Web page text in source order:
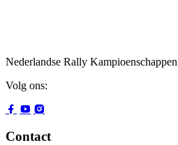
Nederlandse Rally Kampioenschappen
Volg ons:
Contact